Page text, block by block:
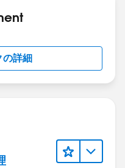
の詳細